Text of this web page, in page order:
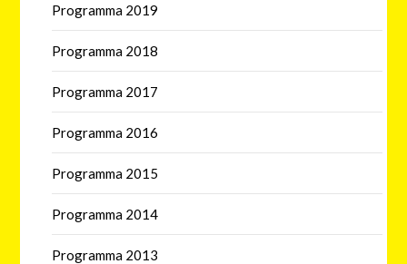
Programma 2019
Programma 2018
Programma 2017
Programma 2016
Programma 2015
Programma 2014
Programma 2013